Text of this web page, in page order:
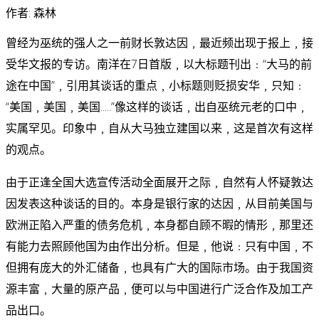
作者: 森林
曾经为巫统的强人之一前财长敦达因﹐最近频出现于报上﹐接
受华文报的专访。南洋在7日首版﹐以大标题刊出﹕“大马的前
途在中国”﹐引用其谈话的重点﹐小标题则贬损安华﹐只知﹕
“美国﹐美国﹐美国.....”像这样的谈话﹐出自巫统元老的口中﹐
实属罕见。印象中﹐自从大马独立建国以来﹐这是首次有这样
的观点。
由于正逢全国大选宣传活动全面展开之际﹐自然有人怀疑敦达
因发表这种谈话的目的。本身是银行家的达因﹐从目前美国与
欧洲正陷入严重的债务危机﹐本身都自顾不暇的情形﹐那里还
有能力去照顾他国为由作出分析。但是﹐他说﹕只有中国﹐不
但拥有庞大的外汇储备﹐也具有广大的国际市场。由于我国资
源丰富﹐大量的原产品﹐便可以与中国进行广泛合作及加工产
品出口。